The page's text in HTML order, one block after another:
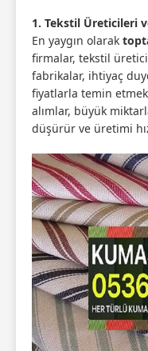
1. Tekstil Üreticileri
En yaygın olarak
firmalar, tekstil
fabrikalar, ihtiyaç
fiyatlarla temin
alımlar, büyük
düşürür ve üretimi